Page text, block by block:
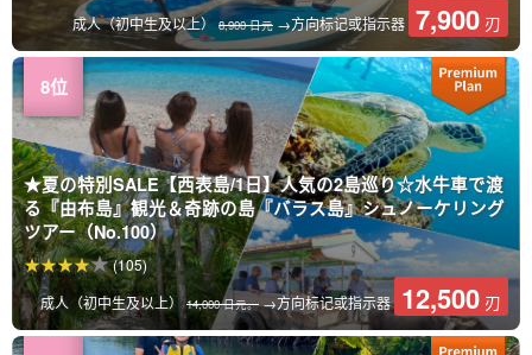
成人（初中生及以上）8,900 日元 →方向标记或指示器 7,900 刃
★夏の特別SALE【西表島/1日】人気の2島巡り☆水牛車で渡
る『由布島』観光＆奇跡の島『バラス島』シュノーケリング
ツアー（No.100）
成人（初中生及以上）14,000 日元。→方向标记或指示器 12,500 刃
(105)